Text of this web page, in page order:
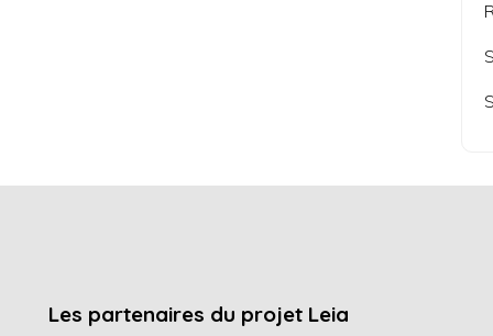
Les partenaires du projet Leia